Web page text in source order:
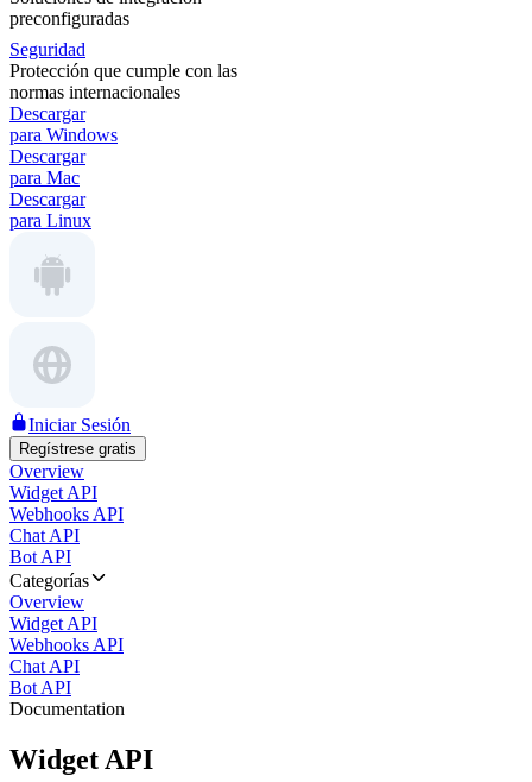
preconfiguradas
Seguridad
Protección que cumple con las
normas internacionales
Descargar
para Windows
Descargar
para Mac
Descargar
para Linux
Iniciar Sesión
Regístrese gratis
Overview
Widget API
Webhooks API
Chat API
Bot API
Categorías
Overview
Widget API
Webhooks API
Chat API
Bot API
Documentation
Widget API